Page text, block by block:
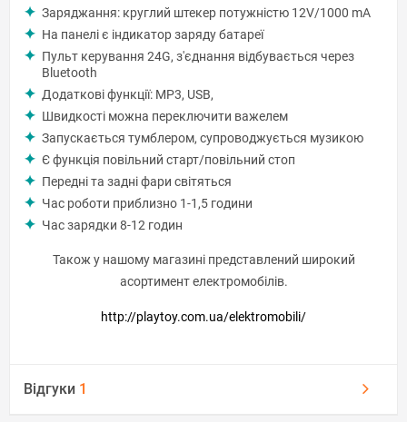
Заряджання: круглий штекер потужністю 12V/1000 mA
На панелі є індикатор заряду батареї
Пульт керування 24G, з'єднання відбувається через
Bluetooth
Додаткові функції: MP3, USB,
Швидкості можна переключити важелем
Запускається тумблером, супроводжується музикою
Є функція повільний старт/повільний стоп
Передні та задні фари світяться
Час роботи приблизно 1-1,5 години
Час зарядки 8-12 годин
Також у нашому магазині представлений широкий
асортимент електромобілів.
http://playtoy.com.ua/elektromobili/
Відгуки 1